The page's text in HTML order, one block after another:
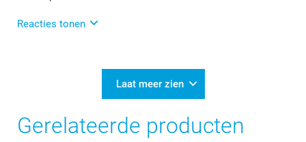
Reacties tonen
Bedankt voor je review,
Laat meer zien
Gerelateerde producten